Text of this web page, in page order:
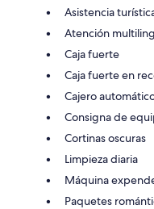
Asistencia
Atención
Caja fuerte
Caja fuerte en
Cajero
Consigna de
Cortinas oscuras
Limpieza diaria
Máquina
Paquetes